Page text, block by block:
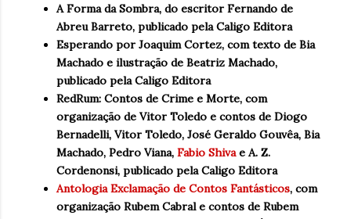
A Forma da Sombra, do escritor Fernando de
Abreu Barreto, publicado pela Caligo Editora
Esperando por Joaquim Cortez, com texto de Bia
Machado e ilustração de Beatriz Machado,
publicado pela Caligo Editora
RedRum: Contos de Crime e Morte, com
organização de Vitor Toledo e contos de Diogo
Bernadelli, Vitor Toledo, José Geraldo Gouvêa, Bia
Machado, Pedro Viana, Fabio Shivae A. Z.
Cordenonsi, publicado pela Caligo Editora
Antologia Exclamação de Contos Fantásticos, com
organização Rubem Cabral e contos de Rubem